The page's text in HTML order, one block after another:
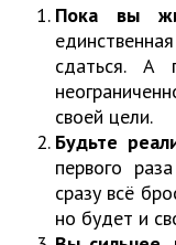
Пока вы
сдаться. А
своей цели.
Будьте
первого
сразу всё
но будет и